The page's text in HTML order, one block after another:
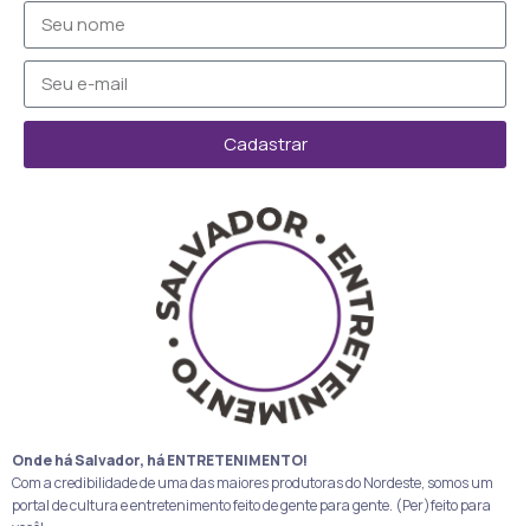
Cadastrar
Onde há Salvador, há ENTRETENIMENTO!
Com a credibilidade de uma das maiores produtoras do Nordeste, somos um
portal de cultura e entretenimento feito de gente para gente. (Per)feito para